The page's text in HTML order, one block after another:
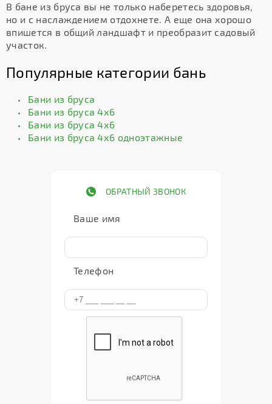
В бане из бруса вы не только наберетесь здоровья,
но и с наслаждением отдохнете. А еще она хорошо
впишется в общий ландшафт и преобразит садовый
участок.
Популярные категории бань
Бани из бруса
Бани из бруса 4х6
Бани из бруса 4х6
Бани из бруса 4х6 одноэтажные
ОБРАТНЫЙ ЗВОНОК
Ваше имя
Телефон